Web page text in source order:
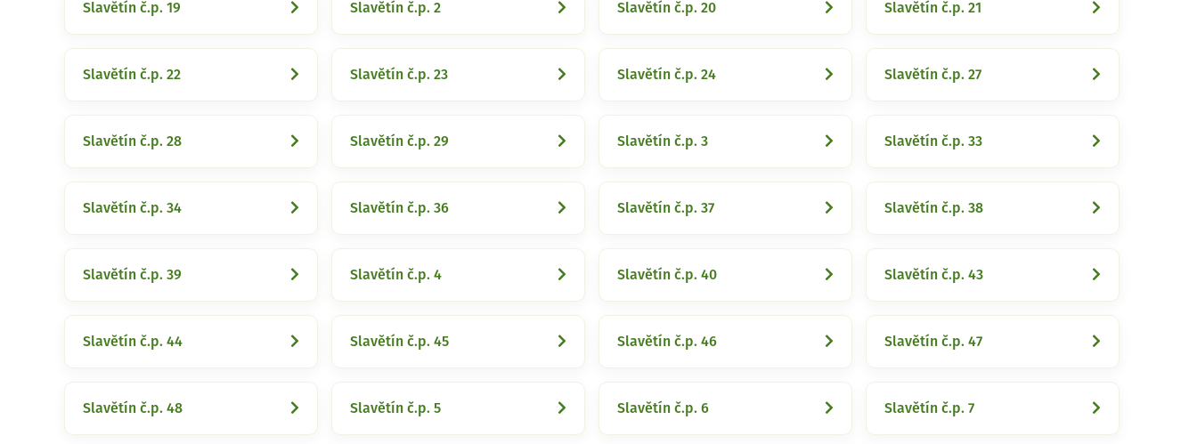
Slavětín č.p. 19 Slavětín č.p. 2 Slavětín č.p. 20 Slavětín č.p. 21
Slavětín č.p. 22 Slavětín č.p. 23 Slavětín č.p. 24 Slavětín č.p. 27
Slavětín č.p. 28 Slavětín č.p. 29 Slavětín č.p. 3 Slavětín č.p. 33
Slavětín č.p. 34 Slavětín č.p. 36 Slavětín č.p. 37 Slavětín č.p. 38
Slavětín č.p. 39 Slavětín č.p. 4 Slavětín č.p. 40 Slavětín č.p. 43
Slavětín č.p. 44 Slavětín č.p. 45 Slavětín č.p. 46 Slavětín č.p. 47
Slavětín č.p. 48 Slavětín č.p. 5 Slavětín č.p. 6 Slavětín č.p. 7